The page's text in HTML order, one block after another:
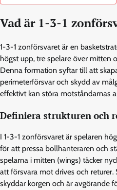
Vad är 1-3-1
1-3-1 zonförsvaret är en
högst upp, tre spelare över mitten
Denna formation syftar till att
perimeterförsvar och skydd av
effektivt kan störa motståndarnas
Definiera strukturen och
I 1-3-1 zonförsvaret är spelaren
för att pressa bollhanteraren och
spelarna i mitten (wings) täcker
att försvara mot drives och returer.
skyddar korgen och är avgörande